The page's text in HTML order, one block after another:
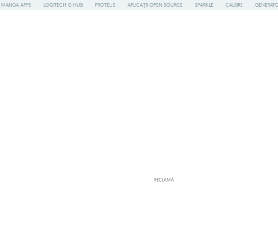
MANGA APPS LOGITECH G HUB PROTEUS APLICAȚII OPEN SOURCE SPARKLE CALIBRE
RECLAMĂ